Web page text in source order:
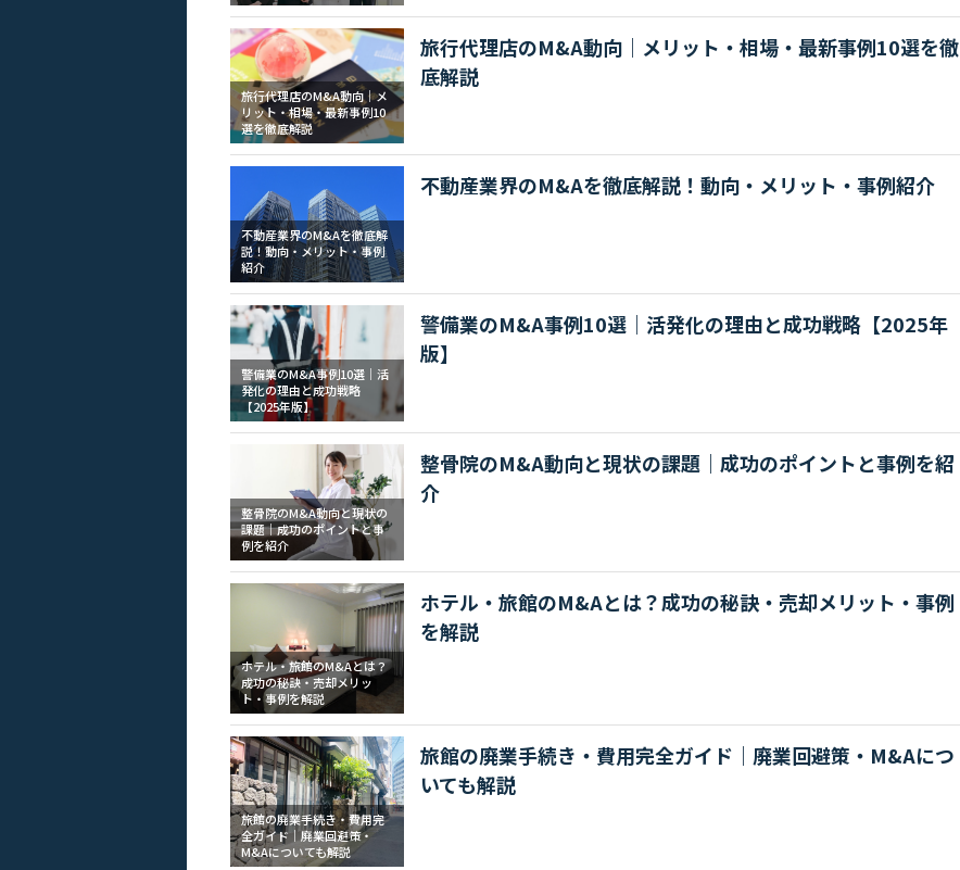
旅行代理店のM&A動向｜メ
リット・相場・最新事例10
選を徹底解説
旅行代理店のM&A動向｜メリット・相場・最新事例10選を徹
底解説
不動産業界のM&Aを徹底解
説！動向・メリット・事例
紹介
不動産業界のM&Aを徹底解説！動向・メリット・事例紹介
警備業のM&A事例10選｜活
発化の理由と成功戦略
【2025年版】
警備業のM&A事例10選｜活発化の理由と成功戦略【2025年
版】
整骨院のM&A動向と現状の
課題｜成功のポイントと事
例を紹介
整骨院のM&A動向と現状の課題｜成功のポイントと事例を紹
介
ホテル・旅館のM&Aとは？
成功の秘訣・売却メリッ
ト・事例を解説
ホテル・旅館のM&Aとは？成功の秘訣・売却メリット・事例
を解説
旅館の廃業手続き・費用完
全ガイド｜廃業回避策・
M&Aについても解説
旅館の廃業手続き・費用完全ガイド｜廃業回避策・M&Aにつ
いても解説